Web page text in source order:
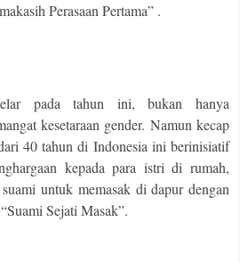
Perasaan Pertama” .
pada tahun ini, bukan hanya
kesetaraan gender. Namun kecap
40 tahun di Indonesia ini berinisiatif
kepada para istri di rumah,
untuk memasak di dapur dengan
Sejati Masak”.